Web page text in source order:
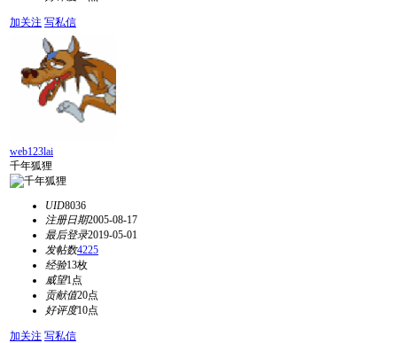
加关注 写私信
web123lai
千年狐狸
UID8036
注册日期2005-08-17
最后登录2019-05-01
发帖数4225
经验13枚
威望1点
贡献值20点
好评度10点
加关注 写私信